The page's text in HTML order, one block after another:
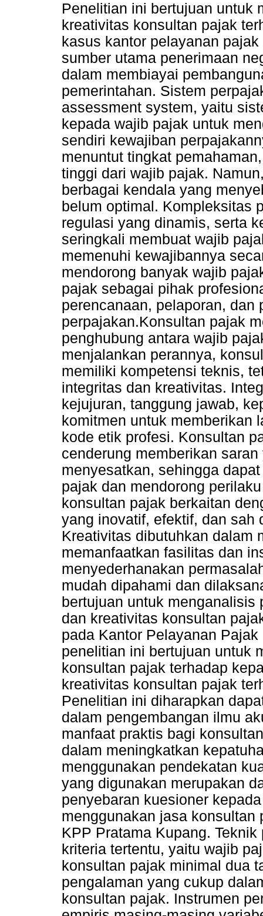
Penelitian ini bertujuan untuk
kreativitas konsultan pajak
kasus kantor pelayanan
sumber utama penerimaan
dalam membiayai
pemerintahan. Sistem
assessment system, yaitu
kepada wajib pajak untuk
sendiri kewajiban
menuntut tingkat
tinggi dari wajib pajak.
berbagai kendala yang
belum optimal. Kompleksitas
regulasi yang dinamis, serta
seringkali membuat wajib
memenuhi kewajibannya
mendorong banyak wajib
pajak sebagai pihak
perencanaan, pelaporan, dan
perpajakan.Konsultan pajak
penghubung antara wajib
menjalankan perannya,
memiliki kompetensi teknis,
integritas dan kreativitas.
kejujuran, tanggung jawab,
komitmen untuk memberikan
kode etik profesi. Konsultan
cenderung memberikan
menyesatkan, sehingga
pajak dan mendorong
konsultan pajak berkaitan
yang inovatif, efektif, dan sah
Kreativitas dibutuhkan dalam
memanfaatkan fasilitas dan
menyederhanakan
mudah dipahami dan
bertujuan untuk
dan kreativitas konsultan
pada Kantor Pelayanan
penelitian ini bertujuan untuk
konsultan pajak terhadap
kreativitas konsultan pajak
Penelitian ini diharapkan
dalam pengembangan ilmu
manfaat praktis bagi
dalam meningkatkan
menggunakan pendekatan
yang digunakan merupakan
penyebaran kuesioner
menggunakan jasa konsultan
KPP Pratama Kupang.
kriteria tertentu, yaitu wajib
konsultan pajak minimal dua
pengalaman yang cukup
konsultan pajak. Instrumen